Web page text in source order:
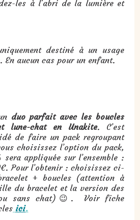
les à l'abri de la lumière et
destiné à un usage
aucun cas pour un enfant.
duo parfait avec les boucles
lune-chat en Unakite. C’est
de faire un pack regroupant
choisissez l’option du pack,
sera appliquée sur l’ensemble :
Pour l’obtenir : choisissez ci-
+ boucles (attention à
du bracelet et la version des
sans chat)😉. Voir fiche
ici.